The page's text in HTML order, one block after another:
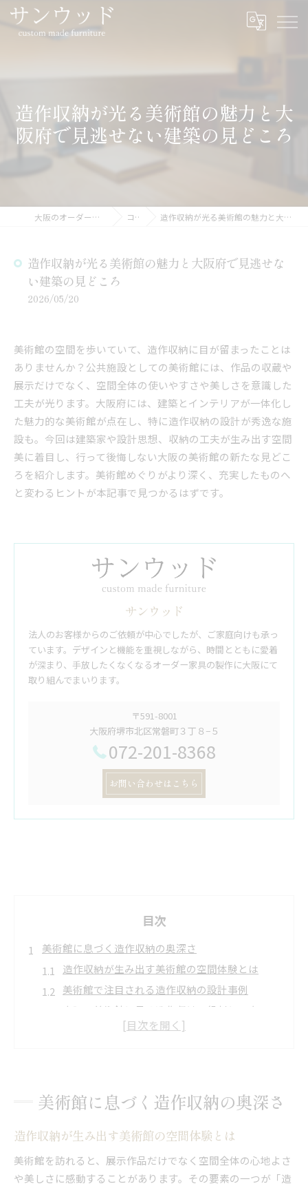
造作収納が光る美術館の魅力と大
阪府で見逃せない建築の見どころ
大阪のオーダー家具ならサンウッド コラム 造作収納が光る美術館の魅力と大阪府で見逃せない建築の見どころ
造作収納が光る美術館の魅力と大阪府で見逃せな
い建築の見どころ
2026/05/20
美術館の空間を歩いていて、造作収納に目が留まったことは
ありませんか？公共施設としての美術館には、作品の収蔵や
展示だけでなく、空間全体の使いやすさや美しさを意識した
工夫が光ります。大阪府には、建築とインテリアが一体化し
た魅力的な美術館が点在し、特に造作収納の設計が秀逸な施
設も。今回は建築家や設計思想、収納の工夫が生み出す空間
美に着目し、行って後悔しない大阪の美術館の新たな見どこ
ろを紹介します。美術館めぐりがより深く、充実したものへ
と変わるヒントが本記事で見つかるはずです。
サンウッド
法人のお客様からのご依頼が中心でしたが、ご家庭向けも承っ
ています。デザインと機能を重視しながら、時間とともに愛着
が深まり、手放したくなくなるオーダー家具の製作に大阪にて
取り組んでまいります。
〒591-8001
大阪府堺市北区常磐町３丁８−５
072-201-8368
お問い合わせはこちら
目次
美術館に息づく造作収納の奥深さ
造作収納が生み出す美術館の空間体験とは
美術館で注目される造作収納の設計事例
大阪の美術館に見る造作収納の役割と工夫
造作収納が美術館の展示を支える理由を解説
造作収納が空間美に与える影響とポイント
美術館の空間構成と造作収納の関係性に注目
造作収納で実現する美術館の機能美とは
大阪府の美術館で体感する造作収納の魅力
空間美を高める造作収納のデザイン発想
美術館に息づく造作収納の奥深さ
造作収納が生み出す美術館の空間体験とは
美術館を訪れると、展示作品だけでなく空間全体の心地よさ
や美しさに感動することがあります。その要素の一つが「造